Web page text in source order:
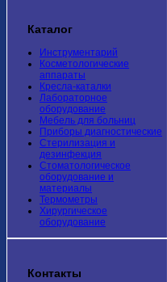
Каталог
Инструментарий
Косметологические
аппараты
Кресла-каталки
Лабораторное
оборудование
Мебель для больниц
Приборы диагностические
Стерилизация и
дезинфекция
Стоматологическое
оборудование и
материалы
Термометры
Хирургическое
оборудование
Контакты